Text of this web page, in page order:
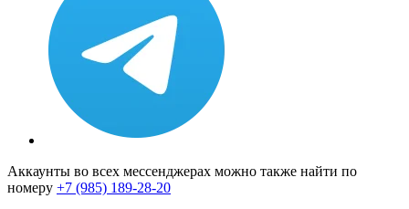
Аккаунты во всех мессенджерах можно также найти по
номеру +7 (985) 189-28-20